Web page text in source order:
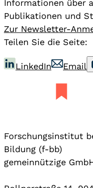
Informationen über
Publikationen und
Zur Newsletter-
Teilen Sie die Seite:
LinkedIn Email
Forschungsinstitut
Bildung (f-bb)
gemeinnützige